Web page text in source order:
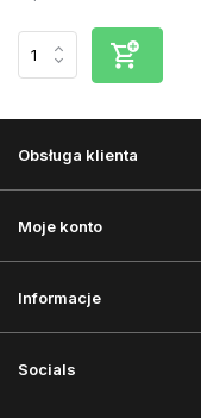
Obsługa klienta
Moje konto
Informacje
Socials